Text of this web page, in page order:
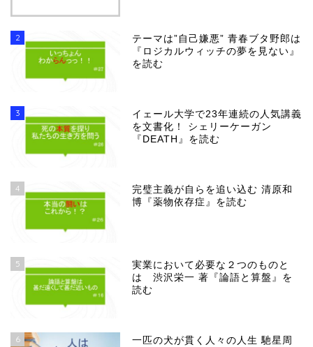
2
テーマは”自己嫌悪” 青春ブタ野郎は
『ロジカルウィッチの夢を見ない』
を読む
3
イェール大学で23年連続の人気講義
を文書化！ シェリーケーガン
『DEATH』を読む
4
完璧主義が自らを追い込む 清原和
博『薬物依存症』を読む
5
実業において必要な２つのものと
は 渋沢栄一 著『論語と算盤』を
読む
6
一匹の犬が貫く人々の人生 馳星周